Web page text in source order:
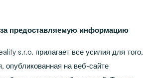
за предоставляемую информацию
s.r.o. прилагает все усилия для того,
опубликованная на веб-сайте